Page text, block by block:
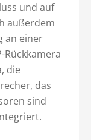
und auf
außerdem
an einer
Rückkamera
die
das
sind